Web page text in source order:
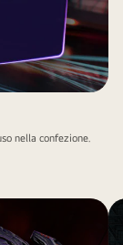
nella confezione.